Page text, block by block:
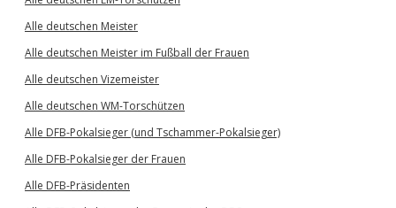
Alle deutschen Meister
Alle deutschen Meister im Fußball der Frauen
Alle deutschen Vizemeister
Alle deutschen WM-Torschützen
Alle DFB-Pokalsieger (und Tschammer-Pokalsieger)
Alle DFB-Pokalsieger der Frauen
Alle DFB-Präsidenten